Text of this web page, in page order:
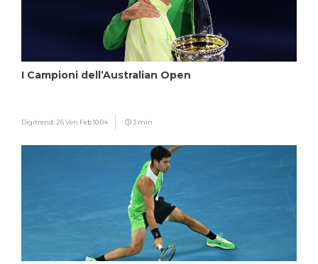
I Campioni dell’Australian Open
Digitrend, 26 Ven Feb 10:04 3 min